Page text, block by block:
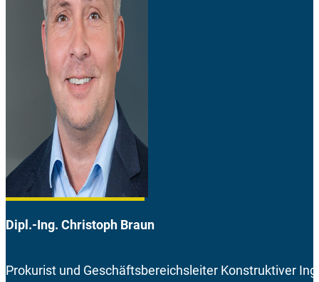
Dipl.-Ing. Christoph Braun
Prokurist und Geschäftsbereichsleiter Konstruktiver